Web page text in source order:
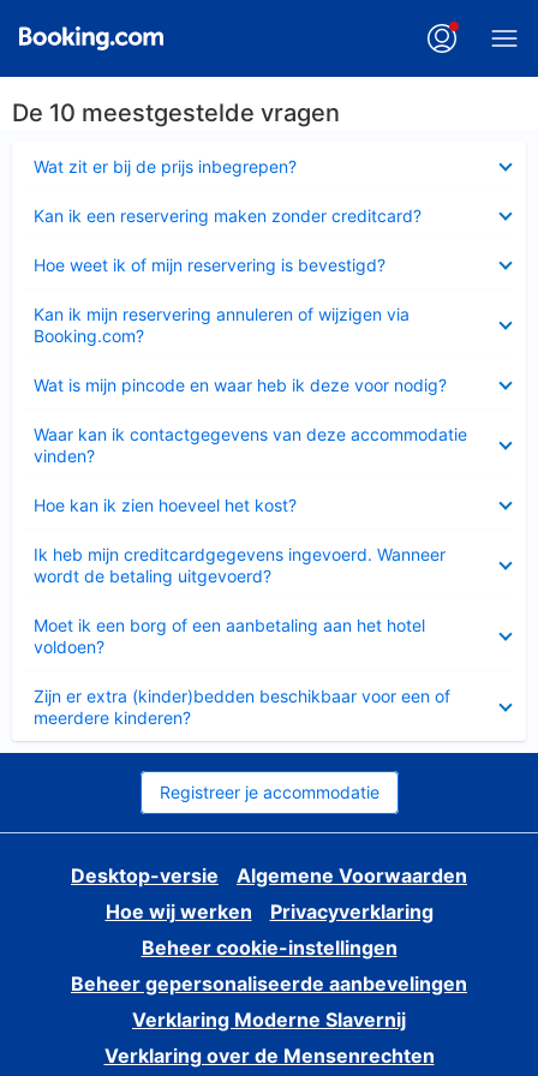
De 10 meestgestelde vragen
Wat zit er bij de prijs inbegrepen?
Kan ik een reservering maken zonder creditcard?
Hoe weet ik of mijn reservering is bevestigd?
Kan ik mijn reservering annuleren of wijzigen via
Booking.com?
Wat is mijn pincode en waar heb ik deze voor nodig?
Waar kan ik contactgegevens van deze accommodatie
vinden?
Hoe kan ik zien hoeveel het kost?
Ik heb mijn creditcardgegevens ingevoerd. Wanneer
wordt de betaling uitgevoerd?
Moet ik een borg of een aanbetaling aan het hotel
voldoen?
Zijn er extra (kinder)bedden beschikbaar voor een of
meerdere kinderen?
Registreer je accommodatie
Desktop-versie
Algemene Voorwaarden
Hoe wij werken
Privacyverklaring
Beheer cookie-instellingen
Beheer gepersonaliseerde aanbevelingen
Verklaring Moderne Slavernij
Verklaring over de Mensenrechten